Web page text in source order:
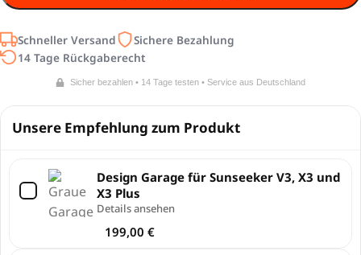
Schneller Versand
Sichere Bezahlung
14 Tage Rückgaberecht
Sicher bezahlen • 14 Tage testen • Service aus Deutschland
Unsere Empfehlung zum Produkt
Design Garage für Sunseeker V3, X3 und
X3 Plus
Details ansehen
199,00 €